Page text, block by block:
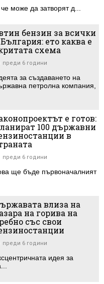
може да затворят д...
бензин за всички
ето каква е
схема
преди 6 години
за създаването на
петролна компания,
е готов:
100 държавни
в
преди 6 години
ще бъде първоначалният
влиза на
на горива на
със свои
преди 6 години
идея за